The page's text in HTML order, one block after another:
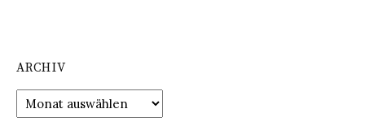
ARCHIV
Archiv